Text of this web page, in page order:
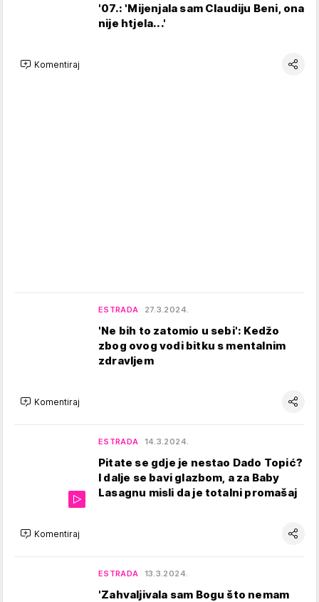
'07.: 'Mijenjala sam Claudiju Beni, ona
nije htjela...'
Komentiraj
ESTRADA 27.3.2024.
'Ne bih to zatomio u sebi': Kedžo
zbog ovog vodi bitku s mentalnim
zdravljem
Komentiraj
ESTRADA 14.3.2024.
Pitate se gdje je nestao Dado Topić?
I dalje se bavi glazbom, a za Baby
Lasagnu misli da je totalni promašaj
Komentiraj
ESTRADA 13.3.2024.
'Zahvaljivala sam Bogu što nemam